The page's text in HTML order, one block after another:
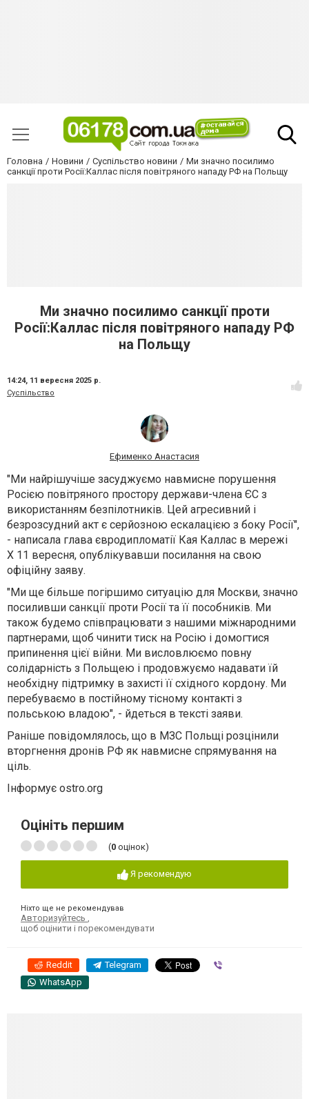
Головна Новини Суспільство новини
Ми значно посилимо
санкції проти Росії:Каллас після повітряного нападу РФ на Польщу
Ми значно посилимо санкції проти
Росії:Каллас після повітряного нападу РФ
на Польщу
14:24, 11 вересня 2025 р.
Суспільство
Ефименко Анастасия
"Ми найрішучіше засуджуємо навмисне порушення
Росією повітряного простору держави-члена ЄС з
використанням безпілотників. Цей агресивний і
безрозсудний акт є серйозною ескалацією з боку Росії",
- написала глава євродипломатії Кая Каллас в мережі
Х 11 вересня, опублікувавши посилання на свою
офіційну заяву.
"Ми ще більше погіршимо ситуацію для Москви, значно
посиливши санкції проти Росії та її пособників. Ми
також будемо співпрацювати з нашими міжнародними
партнерами, щоб чинити тиск на Росію і домогтися
припинення цієї війни. Ми висловлюємо повну
солідарність з Польщею і продовжуємо надавати їй
необхідну підтримку в захисті її східного кордону. Ми
перебуваємо в постійному тісному контакті з
польською владою", - йдеться в тексті заяви.
Раніше повідомлялось, що в МЗС Польщі розцінили
вторгнення дронів РФ як навмисне спрямування на
ціль.
Інформує ostro.org
Оцініть першим
(0 оцінок)
Я рекомендую
Ніхто ще не рекомендував
Авторизуйтесь ,
щоб оцінити і порекомендувати
Reddit Telegram
WhatsApp